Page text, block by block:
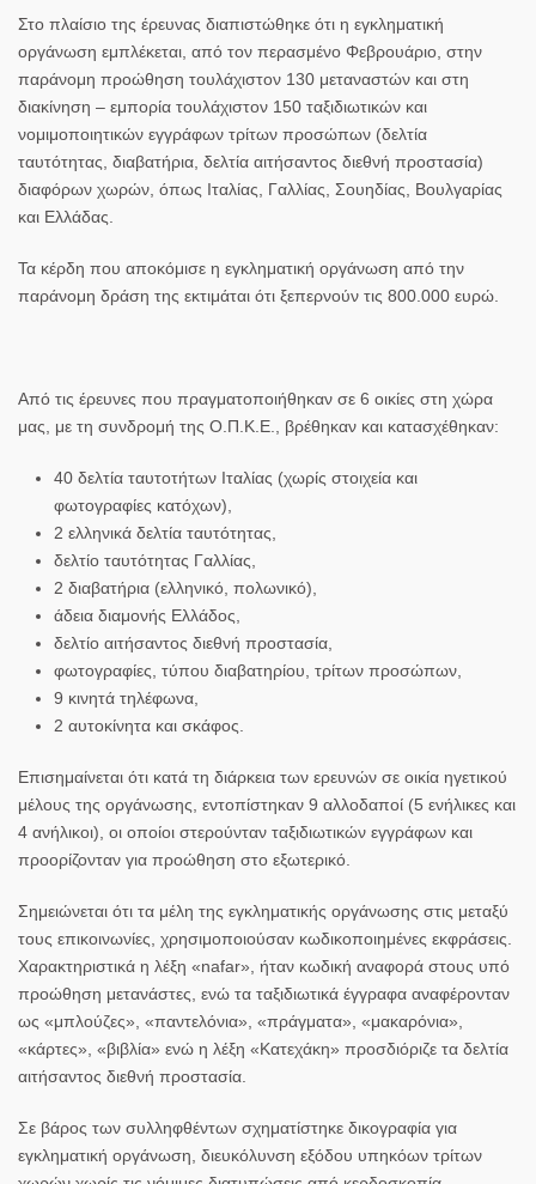
Στο πλαίσιο της έρευνας διαπιστώθηκε ότι η εγκληματική
οργάνωση εμπλέκεται, από τον περασμένο Φεβρουάριο, στην
παράνομη προώθηση τουλάχιστον 130 μεταναστών και στη
διακίνηση – εμπορία τουλάχιστον 150 ταξιδιωτικών και
νομιμοποιητικών εγγράφων τρίτων προσώπων (δελτία
ταυτότητας, διαβατήρια, δελτία αιτήσαντος διεθνή προστασία)
διαφόρων χωρών, όπως Ιταλίας, Γαλλίας, Σουηδίας, Βουλγαρίας
και Ελλάδας.
Τα κέρδη που αποκόμισε η εγκληματική οργάνωση από την
παράνομη δράση της εκτιμάται ότι ξεπερνούν τις 800.000 ευρώ.
Από τις έρευνες που πραγματοποιήθηκαν σε 6 οικίες στη χώρα
μας, με τη συνδρομή της Ο.Π.Κ.Ε., βρέθηκαν και κατασχέθηκαν:
40 δελτία ταυτοτήτων Ιταλίας (χωρίς στοιχεία και
φωτογραφίες κατόχων),
2 ελληνικά δελτία ταυτότητας,
δελτίο ταυτότητας Γαλλίας,
2 διαβατήρια (ελληνικό, πολωνικό),
άδεια διαμονής Ελλάδος,
δελτίο αιτήσαντος διεθνή προστασία,
φωτογραφίες, τύπου διαβατηρίου, τρίτων προσώπων,
9 κινητά τηλέφωνα,
2 αυτοκίνητα και σκάφος.
Επισημαίνεται ότι κατά τη διάρκεια των ερευνών σε οικία ηγετικού
μέλους της οργάνωσης, εντοπίστηκαν 9 αλλοδαποί (5 ενήλικες και
4 ανήλικοι), οι οποίοι στερούνταν ταξιδιωτικών εγγράφων και
προορίζονταν για προώθηση στο εξωτερικό.
Σημειώνεται ότι τα μέλη της εγκληματικής οργάνωσης στις μεταξύ
τους επικοινωνίες, χρησιμοποιούσαν κωδικοποιημένες εκφράσεις.
Χαρακτηριστικά η λέξη «nafar», ήταν κωδική αναφορά στους υπό
προώθηση μετανάστες , ενώ τα ταξιδιωτικά έγγραφα αναφέρονταν
ως «μπλούζες», «παντελόνια», «πράγματα», «μακαρόνια»,
«κάρτες», «βιβλία» ενώ η λέξη «Κατεχάκη» προσδιόριζε τα δελτία
αιτήσαντος διεθνή προστασία.
Σε βάρος των συλληφθέντων σχηματίστηκε δικογραφία για
εγκληματική οργάνωση, διευκόλυνση εξόδου υπηκόων τρίτων